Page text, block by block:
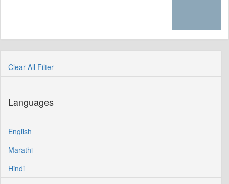
Clear All Filter
Languages
English
Marathi
Hindi